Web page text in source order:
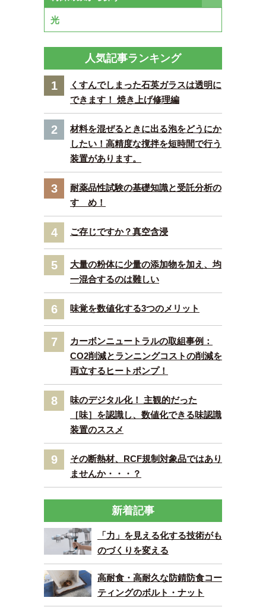
光
人気記事ランキング
1
くすんでしまった石英ガラスは透明に
できます！ 焼き上げ修理編
2
材料を混ぜるときに出る泡をどうにか
したい！高精度な撹拌を短時間で行う
装置があります。
3
耐薬品性試験の基礎知識と受託分析の
すゝめ！
4 ご存じですか？真空含浸
5
大量の粉体に少量の添加物を加え、均
一混合するのは難しい
6 味覚を数値化する3つのメリット
7
カーボンニュートラルの取組事例：
CO2削減とランニングコストの削減を
両立するヒートポンプ！
8
味のデジタル化！ 主観的だった
［味］を認識し、数値化できる味認識
装置のススメ
9
その断熱材、RCF規制対象品ではあり
ませんか・・・？
新着記事
「力」を見える化する技術がも
のづくりを変える
高耐食・高耐久な防錆防食コー
ティングのボルト・ナット